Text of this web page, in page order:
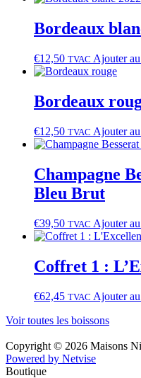
Bordeaux
€12,50 TVAC Ajouter
Bordeaux
€12,50 TVAC Ajouter
Champagne
Bleu Brut
€39,50 TVAC Ajouter
Coffret 1 :
€62,45 TVAC Ajouter
Voir toutes les boissons
Copyright © 2026 Maisons
Powered by Netvise
Boutique